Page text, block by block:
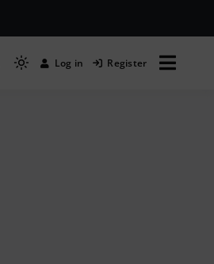
xã hội Kinh tế – Giáo dục – Hướng
Log in Register